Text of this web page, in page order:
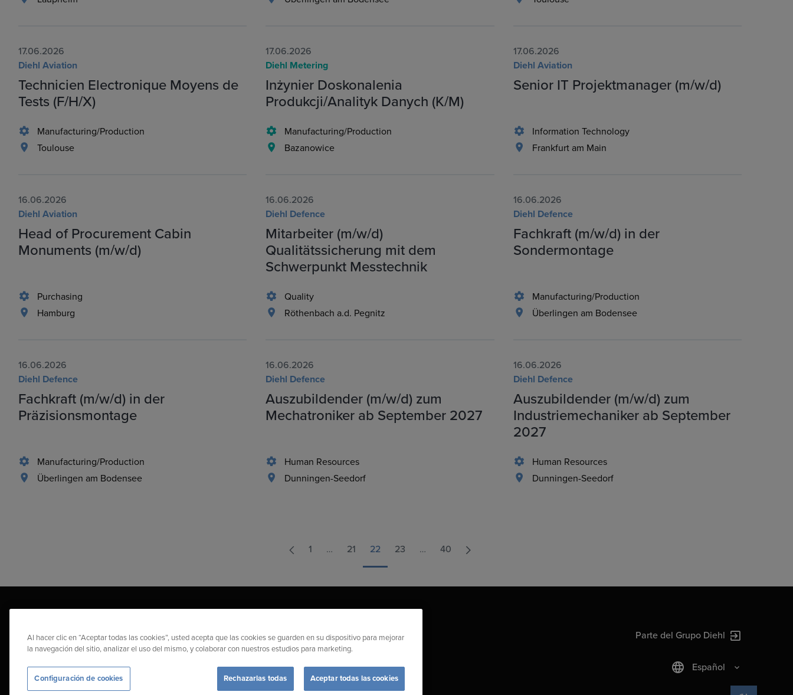
17.06.2026
Diehl Aviation
Technicien Electronique Moyens de
Tests (F/H/X)
Manufacturing/Production
Toulouse
17.06.2026
Diehl Metering
Inżynier Doskonalenia
Produkcji/Analityk Danych (K/M)
Manufacturing/Production
Bazanowice
17.06.2026
Diehl Aviation
Senior IT Projektmanager (m/w/d)
Information Technology
Frankfurt am Main
16.06.2026
Diehl Aviation
Head of Procurement Cabin
Monuments (m/w/d)
Purchasing
Hamburg
16.06.2026
Diehl Defence
Mitarbeiter (m/w/d)
Qualitätssicherung mit dem
Schwerpunkt Messtechnik
Quality
Röthenbach a.d. Pegnitz
16.06.2026
Diehl Defence
Fachkraft (m/w/d) in der
Sondermontage
Manufacturing/Production
Überlingen am Bodensee
16.06.2026
Diehl Defence
Fachkraft (m/w/d) in der
Präzisionsmontage
Manufacturing/Production
Überlingen am Bodensee
16.06.2026
Diehl Defence
Auszubildender (m/w/d) zum
Mechatroniker ab September 2027
Human Resources
Dunningen-Seedorf
16.06.2026
Diehl Defence
Auszubildender (m/w/d) zum
Industriemechaniker ab September
2027
Human Resources
Dunningen-Seedorf
1 … 21 22 23 … 40
Parte del Grupo Diehl
Diehl Stiftung & Co. KG © 2026 Protección de datosAviso legalReport Compliance Violation Español
Al hacer clic en “Aceptar todas las cookies”, usted acepta que las cookies se guarden en su dispositivo para mejorar
la navegación del sitio, analizar el uso del mismo, y colaborar con nuestros estudios para marketing.
Rechazarlas todas Aceptar todas las cookies
Configuración de cookies